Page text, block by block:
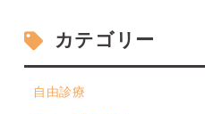
カテゴリー
自由診療